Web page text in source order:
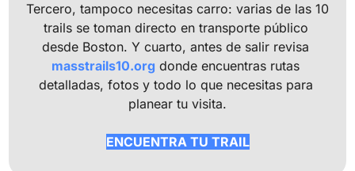
Tercero, tampoco necesitas carro: varias de las 10
trails se toman directo en transporte público
masstrails10.org donde encuentras rutas
detalladas, fotos y todo lo que necesitas para
planear tu visita.
ENCUENTRA TU TRAIL